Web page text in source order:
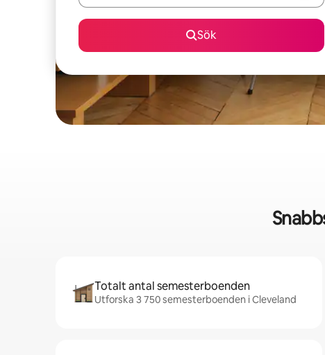
Sök
Totalt antal semesterboenden
Utforska 3 750 semesterboenden i Cleveland